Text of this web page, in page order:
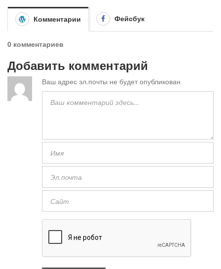
Комментарии Фейсбук
0 комментариев
Добавить комментарий
Ваш адрес эл.почты не будет опубликован